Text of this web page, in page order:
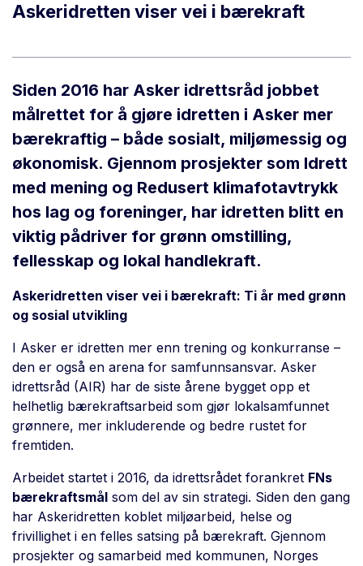
Askeridretten viser vei i bærekraft
Siden 2016 har Asker idrettsråd jobbet
målrettet for å gjøre idretten i Asker mer
bærekraftig – både sosialt, miljømessig og
økonomisk. Gjennom prosjekter som Idrett
med mening og Redusert klimafotavtrykk
hos lag og foreninger, har idretten blitt en
viktig pådriver for grønn omstilling,
fellesskap og lokal handlekraft.
Askeridretten viser vei i bærekraft: Ti år med grønn
og sosial utvikling
I Asker er idretten mer enn trening og konkurranse –
den er også en arena for samfunnsansvar. Asker
idrettsråd (AIR) har de siste årene bygget opp et
helhetlig bærekraftsarbeid som gjør lokalsamfunnet
grønnere, mer inkluderende og bedre rustet for
fremtiden.
Arbeidet startet i 2016, da idrettsrådet forankret FNs
bærekraftsmål som del av sin strategi. Siden den gang
har Askeridretten koblet miljøarbeid, helse og
frivillighet i en felles satsing på bærekraft. Gjennom
prosjekter og samarbeid med kommunen, Norges